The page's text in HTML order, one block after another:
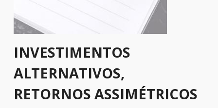
INVESTIMENTOS
ALTERNATIVOS,
RETORNOS ASSIMÉTRICOS